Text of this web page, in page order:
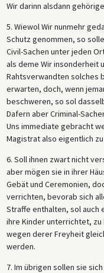
Wir darinn alsdann
5. Wiewol Wir nunmehr
Schutz genommen, so
Civil-Sachen unter jeden
als deme Wir insonderheit
Rahtsverwandten solches
erwarten, doch, wenn
beschweren, so sol
Dafern aber Criminal-
Uns immediate gebracht
Magistrat also eigentlich
6. Soll ihnen zwart nicht
aber mögen sie in ihrer
Gebät und Ceremonien,
verrichten, bevorab sich
Straffe enthalten, sol auch
ihre Kinder unterrichtet, zu
wegen derer Freyheit
werden.
7. Im übrigen sollen sie